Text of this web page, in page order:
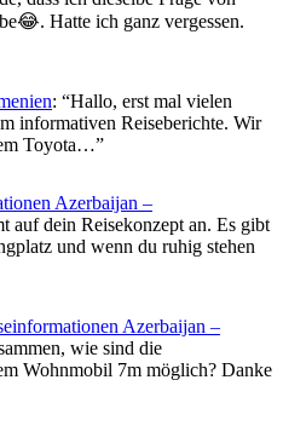
Hatte ich ganz vergessen.
: “Hallo, erst mal vielen
informativen Reiseberichte. Wir
Toyota…”
Azerbaijan –
auf dein Reisekonzept an. Es gibt
und wenn du ruhig stehen
Azerbaijan –
wie sind die
Wohnmobil 7m möglich? Danke